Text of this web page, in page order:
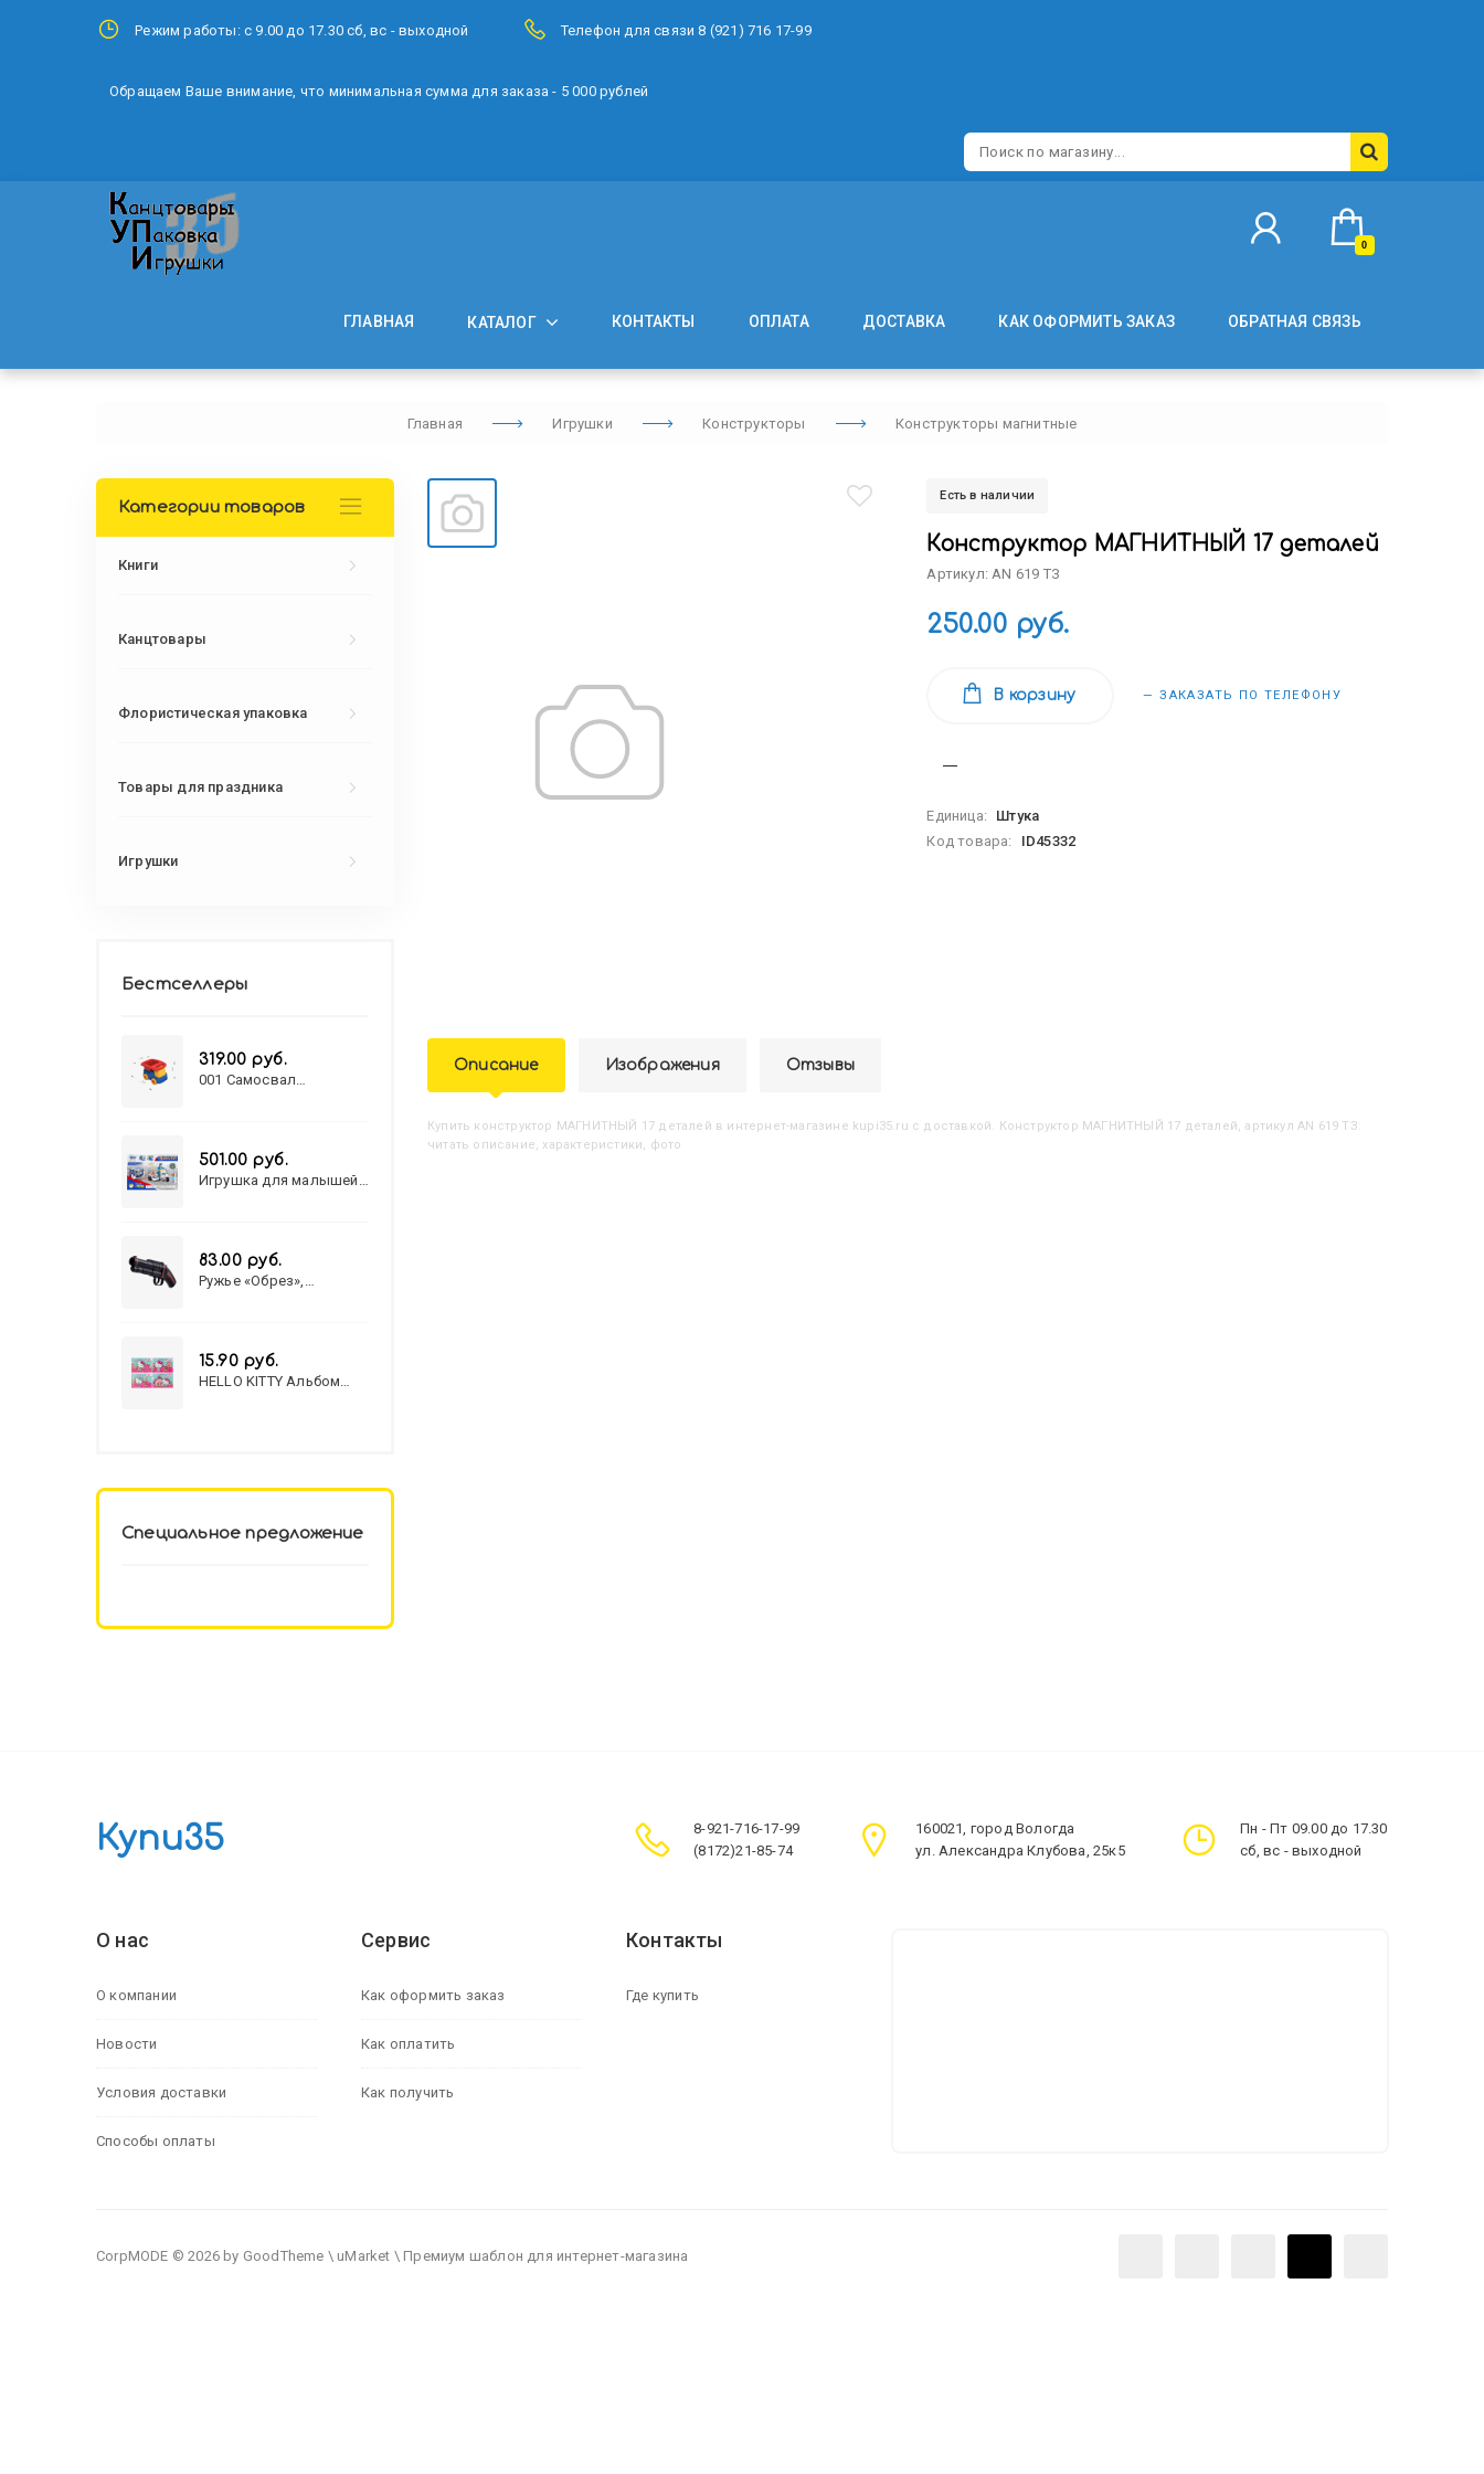
Режим работы: с 9.00 до 17.30 сб, вс - выходной Телефон для связи 8 (921) 716 17-99
Обращаем Ваше внимание, что минимальная сумма для заказа - 5 000 рублей
0
ГЛАВНАЯ КАТАЛОГ КОНТАКТЫ ОПЛАТА ДОСТАВКА КАК ОФОРМИТЬ ЗАКАЗ ОБРАТНАЯ СВЯЗЬ
Главная Игрушки Конструкторы Конструкторы магнитные
Есть в наличии
Конструктор МАГНИТНЫЙ 17 деталей
Артикул: AN 619 ТЗ
250.00 руб.
В корзину — ЗАКАЗАТЬ ПО ТЕЛЕФОНУ
Единица:
Штука
Код товара:
ID45332
Описание Изображения Отзывы
Купить Конструктор МАГНИТНЫЙ 17 деталей в интернет-магазине kupi35.ru с доставкой. Конструктор МАГНИТНЫЙ 17 деталей, артикул AN 619 ТЗ:
читать описание, характеристики, фото
Категории товаров
Книги
Канцтовары
Флористическая упаковка
Товары для праздника
Игрушки
Бестселлеры
319.00 руб.
001 Самосвал
501.00 руб.
Игрушка для малышей
83.00 руб.
Ружье «Обрез»,
15.90 руб.
HELLO KITTY Альбом
Специальное предложение
Купи35
8-921-716-17-99
(8172)21-85-74
160021, город Вологда
ул. Александра Клубова, 25к5
Пн - Пт 09.00 до 17.30
сб, вс - выходной
О нас
О компании
Новости
Условия доставки
Способы оплаты
Сервис
Как оформить заказ
Как оплатить
Как получить
Контакты
Где купить
CorpMODE © 2026 by GoodTheme \ uMarket \ Премиум шаблон для интернет-магазина